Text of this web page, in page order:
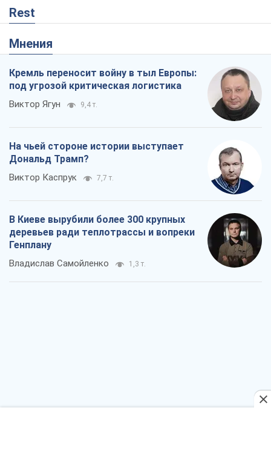
Rest
Мнения
Кремль переносит войну в тыл Европы:
под угрозой критическая логистика
Виктор Ягун 9,4 т.
На чьей стороне истории выступает
Дональд Трамп?
Виктор Каспрук 7,7 т.
В Киеве вырубили более 300 крупных
деревьев ради теплотрассы и вопреки
Генплану
Владислав Самойленко 1,3 т.